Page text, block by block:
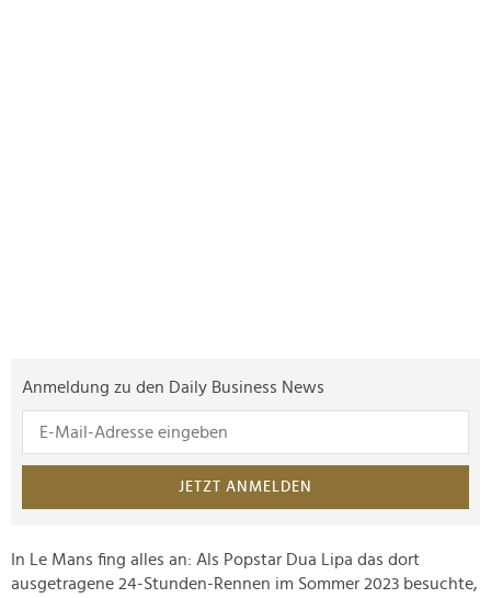
Anmeldung zu den Daily Business News
JETZT ANMELDEN
In Le Mans fing alles an: Als Popstar Dua Lipa das dort
ausgetragene 24-Stunden-Rennen im Sommer 2023 besuchte,